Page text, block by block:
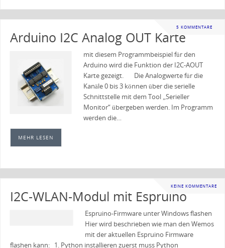
5 KOMMENTARE
Arduino I2C Analog OUT Karte
mit diesem Programmbeispiel für den
Arduino wird die Funktion der I2C-AOUT
Karte gezeigt. Die Analogwerte für die
Kanäle 0 bis 3 können über die serielle
Schnittstelle mit dem Tool „Serieller
Monitor“ übergeben werden. Im Programm
werden die…
MEHR LESEN
KEINE KOMMENTARE
I2C-WLAN-Modul mit Espruino
Espruino-Firmware unter Windows flashen
Hier wird beschrieben wie man den Wemos
mit der aktuellen Espruino Firmware
flashen kann: 1. Python installieren zuerst muss Python